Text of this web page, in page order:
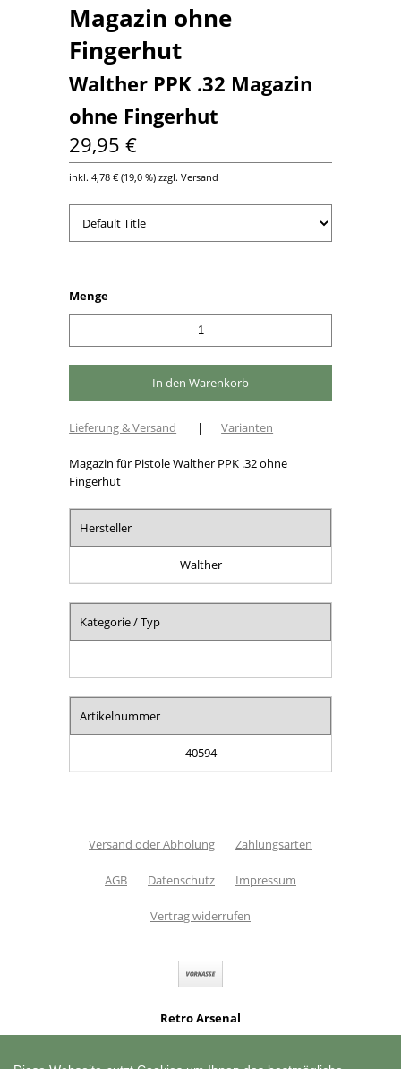
Magazin ohne
Fingerhut
Walther PPK .32 Magazin
ohne Fingerhut
29,95 €
inkl.4,78 € (19,0 %) zzgl. Versand
Menge
Lieferung & Versand | Varianten
Magazin für Pistole Walther PPK .32 ohne
Fingerhut
Hersteller
Walther
Kategorie / Typ
-
Artikelnummer
40594
Versand oder Abholung Zahlungsarten
AGB Datenschutz Impressum
Vertrag widerrufen
Retro Arsenal
Südstr. 2,31073 Delligsen,Deutschland